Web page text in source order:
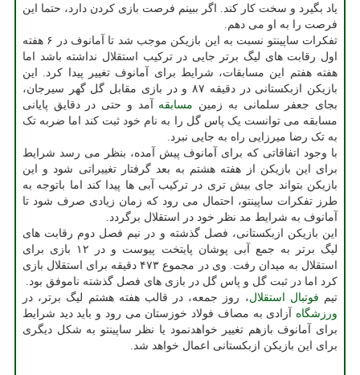
یاد بگیرد و سخت کار کند. اگر ببینم فرصت بازی کردن دارد، حتما این
فرصت را به او می دهم.
تفکرات ساپینتو نسبت به این بازیکن موجب شد تا آمانوف در ۶ هفته
اول رقابت های لیگ برتر جایی در ترکیب استقلال نداشته باشد اما
هفته هفتم این مسابقات، شرایط برای آمانوف تغییر پیدا کرد. این
بازیکن ازبکستانی در دقیقه ۸۷ و در بازی مقابل گل گهر سیرجان،
بجای جعفر سلمانی به زمین مسابقه آمد و حتی در دقایق پایانی
مسابقه می توانست یک پاس گل را به نام خود ثبت کند اما ضربه تک
به تک رضا میرزایی راه به جایی نبرد.
با وجود اتفاقاتی که برای آمانوف پیش آمده، بنظر می رسد شرایط
برای این بازیکن از هفته هشتم به بعد گرفتار تغییراتی شود و این
بازیکن بتواند جای بیش تری در ترکیب آبی ها پیدا کند اما باتوجه به
طرز تفکرات ساپینتو، احتمال می رود که زمان زیادی صرف شود تا
آمانوف به شرایط مد نظر خود در استقلال برگردد.
این بازیکن ازبکستانی، فصل گذشته و در نیم فصل دوم رقابت های
لیگ برتر به جمع آبی پوشان پایتخت پیوست و در ۱۲ بازی برای
استقلال به میدان رفت. وی در مجموع ۴۷۳ دقیقه برای استقلال بازی
کرد اما در ثبت گل و پاس گل در بازی های فصل گذشته ناموفق بود.
تیم فوتبال استقلال، روز جمعه، در قالب هفته هشتم لیگ برتر، در
ورزشگاه آزادی به مصاف فولاد خوزستان می رود و باید دید شرایط
برای آمانوف بازهم تغییر خواهدنمود یا نظر ساپینتو به شکل دیگری
برای این بازیکن ازبکستانی اعمال خواهد شد.